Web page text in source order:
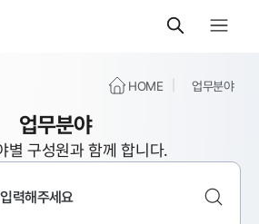
HOME 업무분야
업무분야
별 구성원과 함께 합니다.